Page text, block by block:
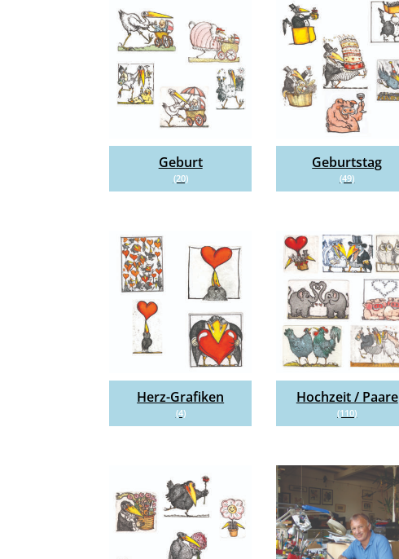
Geburt
(20)
Geburtstag
(49)
Herz-Grafiken
(4)
Hochzeit / Paare
(110)